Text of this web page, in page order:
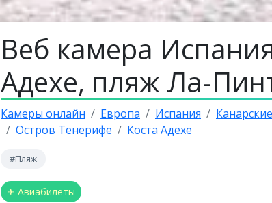
Веб камера
Адехе, пляж Ла-
Камеры онлайн Европа Испания
Остров Тенерифе
Коста Адехе
#Пляж
✈ Авиабилеты